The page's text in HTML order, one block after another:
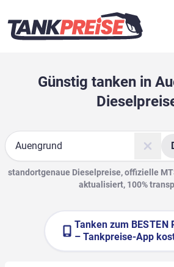
Günstig tanken in
Suche
standortgenaue Dieselpreise, offizielle
aktualisiert, 100%
Tanken zum BESTEN
– Tankpreise-App